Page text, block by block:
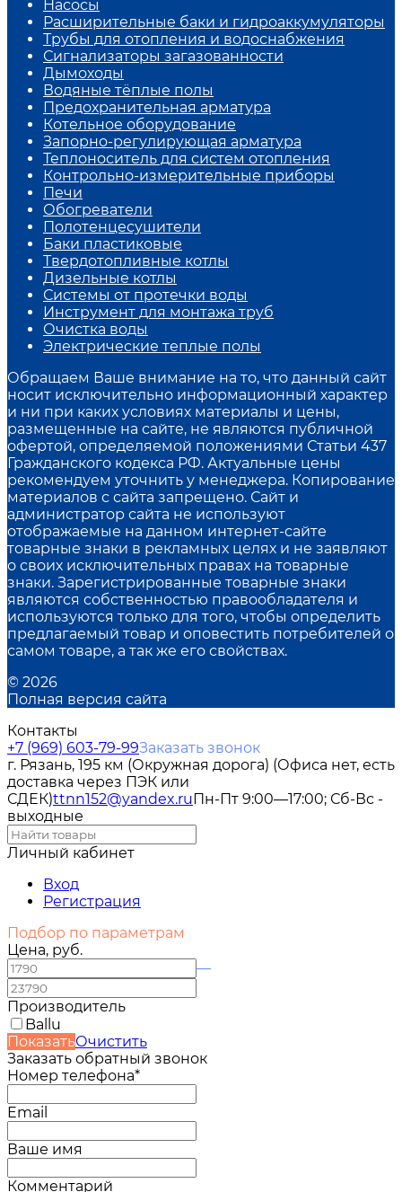
Насосы
Расширительные баки и гидроаккумуляторы
Трубы для отопления и водоснабжения
Сигнализаторы загазованности
Дымоходы
Водяные тёплые полы
Предохранительная арматура
Котельное оборудование
Запорно-регулирующая арматура
Теплоноситель для систем отопления
Контрольно-измерительные приборы
Печи
Обогреватели
Полотенцесушители
Баки пластиковые
Твердотопливные котлы
Дизельные котлы
Системы от протечки воды
Инструмент для монтажа труб
Очистка воды
Электрические теплые полы
Обращаем Ваше внимание на то, что данный сайт
носит исключительно информационный характер
и ни при каких условиях материалы и цены,
размещенные на сайте, не являются публичной
офертой, определяемой положениями Статьи 437
Гражданского кодекса РФ. Актуальные цены
рекомендуем уточнить у менеджера. Копирование
материалов с сайта запрещено. Сайт и
администратор сайта не используют
отображаемые на данном интернет-сайте
товарные знаки в рекламных целях и не заявляют
о своих исключительных правах на товарные
знаки. Зарегистрированные товарные знаки
являются собственностью правообладателя и
используются только для того, чтобы определить
предлагаемый товар и оповестить потребителей о
самом товаре, а так же его свойствах.
© 2026
Полная версия сайта
Контакты
+7 (969) 603-79-99Заказать звонок
г. Рязань, 195 км (Окружная дорога) (Офиса нет, есть
доставка через ПЭК или
СДЕК)ttnn152@yandex.ruПн-Пт 9:00—17:00; Сб-Вс -
выходные
Личный кабинет
Вход
Регистрация
Подбор по параметрам
Цена, руб.
—
Производитель
Ballu
ПоказатьОчистить
Заказать обратный звонок
Номер телефона*
Email
Ваше имя
Комментарий